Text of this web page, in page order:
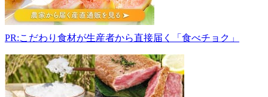
319-
0124
茨
城
県
小
美
玉
PR:こだわり食材が生産者から直接届く「食べチョク」